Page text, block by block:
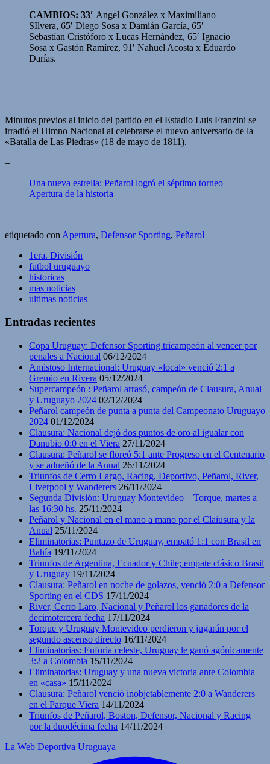
CAMBIOS: 33′ Angel González x Maximiliano
SIlvera, 65′ Diego Sosa x Damián García, 65′
Sebastían Cristóforo x Lucas Hernández, 65′ Ignacio
Sosa x Gastón Ramírez, 91′ Nahuel Acosta x Eduardo
Darías.
Minutos previos al inicio del partido en el Estadio Luis Franzini se
irradió el Himno Nacional al celebrarse el nuevo aniversario de la
«Batalla de Las Piedras» (18 de mayo de 1811).
–
Una nueva estrella: Peñarol logró el séptimo torneo
Apertura de la historia
etiquetado con Apertura, Defensor Sporting, Peñarol
1era. División
futbol uruguayo
historicas
mas noticias
ultimas noticias
Entradas recientes
Copa Uruguay: Defensor Sporting tricampeón al vencer por
penales a Nacional 06/12/2024
Amistoso Internacional: Uruguay «local» venció 2:1 a
Gremio en Rivera 05/12/2024
Supercampeón : Peñarol arrasó, campeón de Clausura, Anual
y Uruguayo 2024 02/12/2024
Peñarol campeón de punta a punta del Campeonato Uruguayo
2024 01/12/2024
Clausura: Nacional dejó dos puntos de oro al igualar con
Danubio 0:0 en el Viera 27/11/2024
Clausura: Peñarol se floreó 5:1 ante Progreso en el Centenario
y se adueñó de la Anual 26/11/2024
Triunfos de Cerro Largo, Racing, Deportivo, Peñarol, River,
Liverpool y Wanderers 26/11/2024
Segunda División: Uruguay Montevideo – Torque, martes a
las 16:30 hs. 25/11/2024
Peñarol y Nacional en el mano a mano por el Claiusura y la
Anual 25/11/2024
Eliminatorias: Puntazo de Uruguay, empató 1:1 con Brasil en
Bahía 19/11/2024
Triunfos de Argentina, Ecuador y Chile; empate clásico Brasil
y Uruguay 19/11/2024
Clausura: Peñarol en noche de golazos, venció 2:0 a Defensor
Sporting en el CDS 17/11/2024
River, Cerro Laro, Nacional y Peñarol los ganadores de la
decimotercera fecha 17/11/2024
Torque y Uruguay Montevideo perdieron y jugarán por el
segundo ascenso directo 16/11/2024
Eliminatorias: Euforia celeste, Uruguay le ganó agónicamente
3:2 a Colombia 15/11/2024
Eliminatorias: Uruguay y una nueva victoria ante Colombia
en «casa» 15/11/2024
Clausura: Peñarol venció inobjetablemente 2:0 a Wanderers
en el Parque Viera 14/11/2024
Triunfos de Peñarol, Boston, Defensor, Nacional y Racing
por la duodécima fecha 14/11/2024
La Web Deportiva Uruguaya